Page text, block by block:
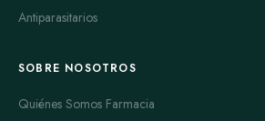
Antiparasitarios
SOBRE NOSOTROS
Quiénes Somos Farmacia